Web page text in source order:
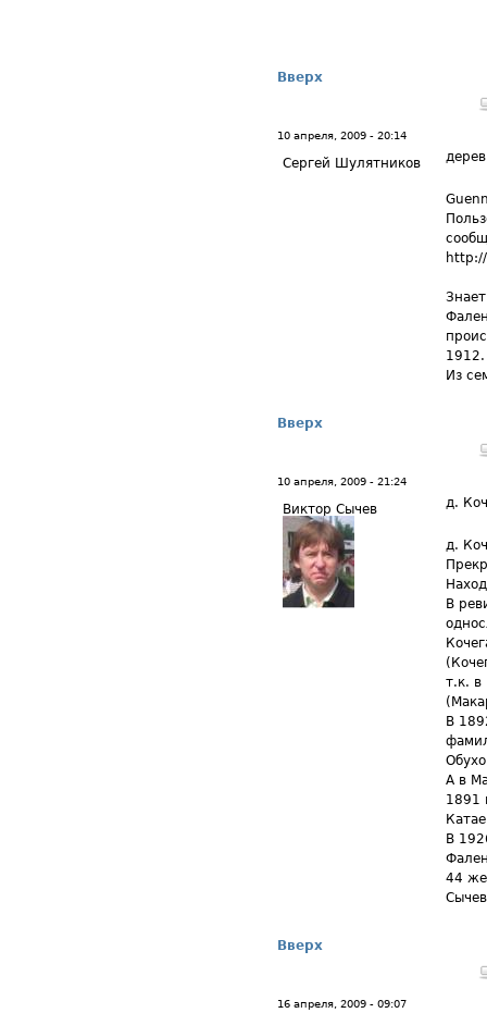
Вверх
10 апреля, 2009 - 20:14
Сергей Шулятников
1912.
Из
Вверх
10 апреля, 2009 - 21:24
Виктор Сычев д.
д.
В
т.к. в
В
А в
1891
В
44
Вверх
16 апреля, 2009 - 09:07